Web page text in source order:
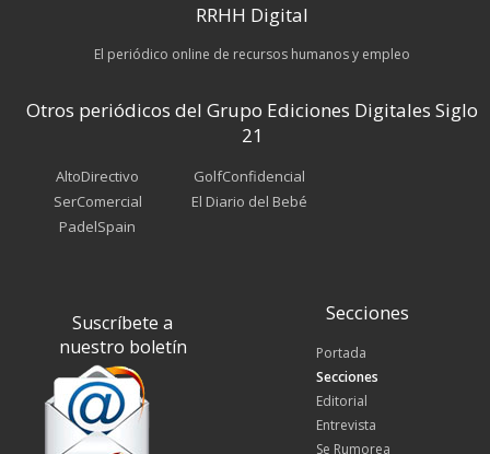
RRHH Digital
El periódico online de recursos humanos y empleo
Otros periódicos del Grupo Ediciones Digitales Siglo
21
AltoDirectivo
SerComercial
PadelSpain
GolfConfidencial
El Diario del Bebé
Suscríbete a
nuestro boletín
Secciones
Portada
Secciones
Editorial
Entrevista
Se Rumorea